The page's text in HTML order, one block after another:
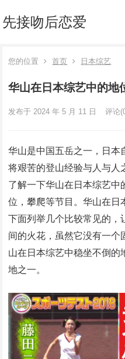
先接吻后恋爱
您的位置 首页 日本综艺
华山在日本综艺中的地
发布于 2024 年 5 月 11 日 评论
华山是中国五岳之一，日本
将艰苦的登山经验与人与人
了解一下华山在日本综艺中
位，攀爬等节目。华山在日
下面列举几个比较常见的，
间的火花，虽然它没有一个
山在日本综艺中稳坐不倒的
地之一。